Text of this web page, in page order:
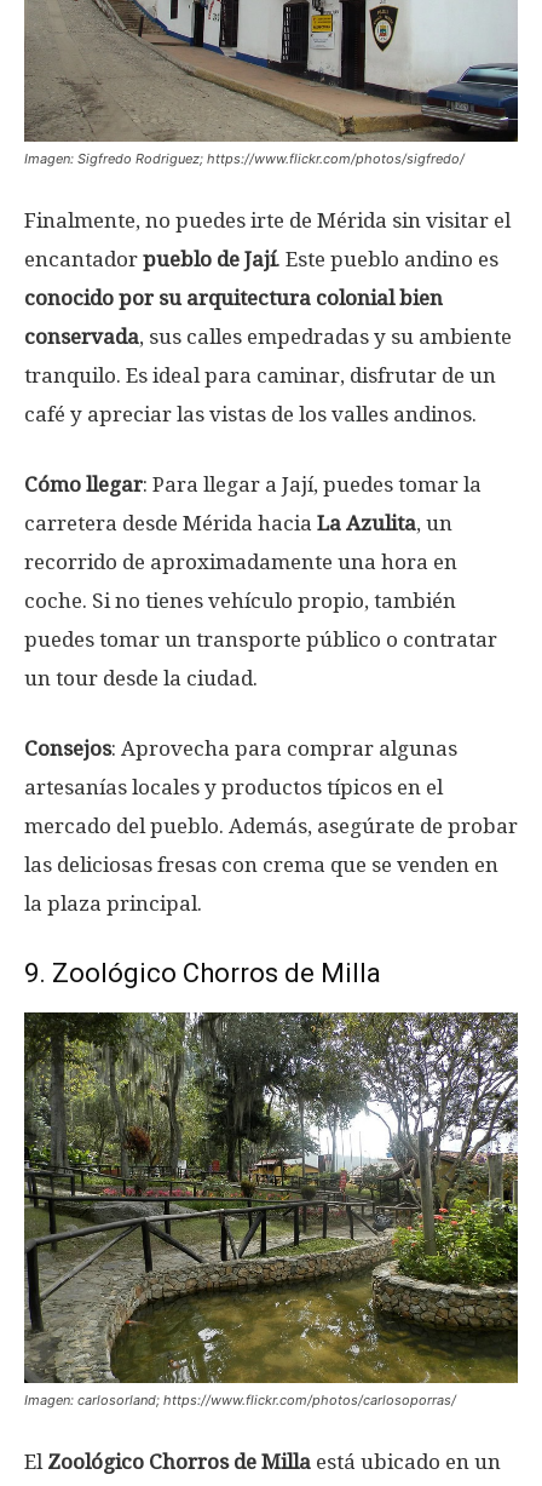
Imagen: Sigfredo Rodriguez; https://www.flickr.com/photos/sigfredo/
Finalmente, no puedes irte de Mérida sin visitar el
encantador pueblo de Jají. Este pueblo andino es
conocido por su arquitectura colonial bien
conservada, sus calles empedradas y su ambiente
tranquilo. Es ideal para caminar, disfrutar de un
café y apreciar las vistas de los valles andinos.
Cómo llegar: Para llegar a Jají, puedes tomar la
carretera desde Mérida hacia La Azulita, un
recorrido de aproximadamente una hora en
coche. Si no tienes vehículo propio, también
puedes tomar un transporte público o contratar
un tour desde la ciudad.
Consejos: Aprovecha para comprar algunas
artesanías locales y productos típicos en el
mercado del pueblo. Además, asegúrate de probar
las deliciosas fresas con crema que se venden en
la plaza principal.
9. Zoológico Chorros de Milla
Imagen: carlosorland; https://www.flickr.com/photos/carlosoporras/
El Zoológico Chorros de Milla está ubicado en un